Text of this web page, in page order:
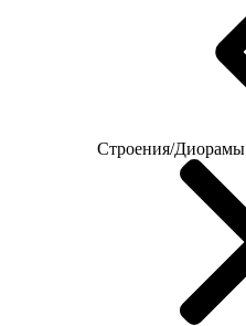
Строения/Диорамы